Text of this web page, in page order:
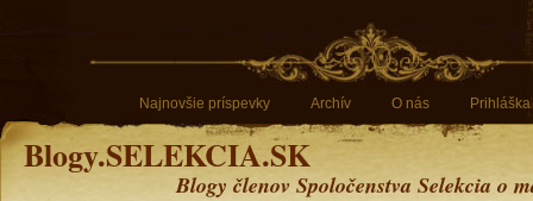
Najnovšie príspevky Archív O nás Prihláška
Blogy.SELEKCIA.SK
Blogy členov Spoločenstva Selekcia o